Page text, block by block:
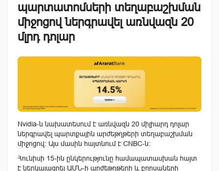
պարտատոմսերի տեղաբաշխման
միջոցով ներգրավել առնվազն 20
մլրդ դոլար
Nvidia-ն նախատեսում է առնվազն 20 միլիարդ դոլար
ներգրավել պարտքային արժեթղթերի տեղաբաշխման
միջոցով: Այս մասին հայտնում է CNBC-ն։
Հունիսի 15-ին ընկերությունը համապատասխան հայտ
է ներկայացրել ԱՄՆ-ի արժեթղթերի և բորսաների